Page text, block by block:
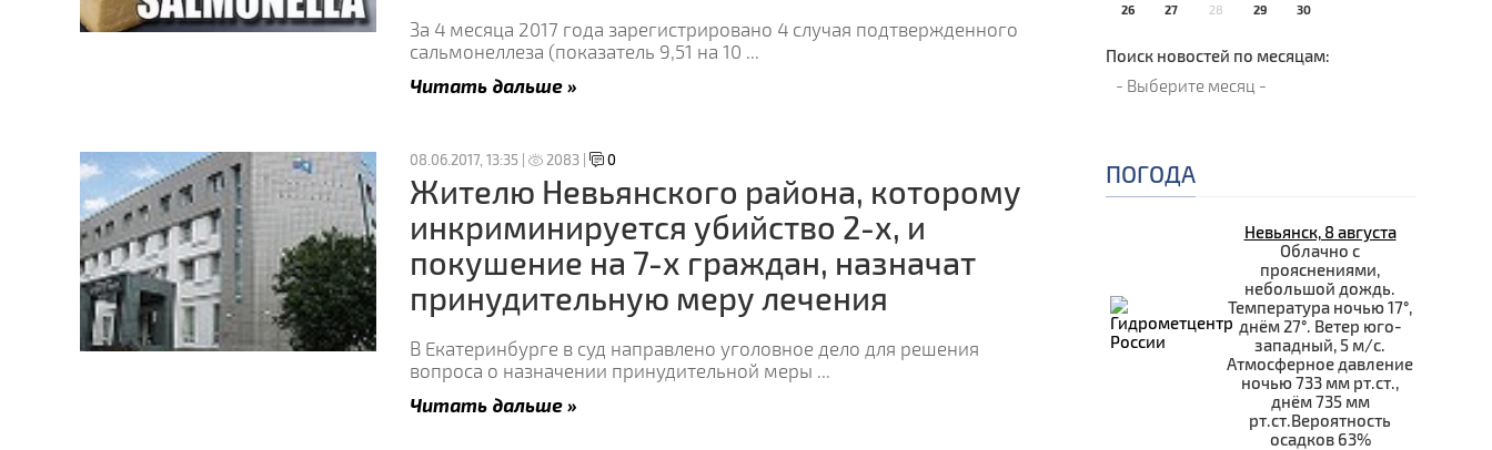
За 4 месяца 2017 года зарегистрировано 4 случая подтвержденного
сальмонеллеза (показатель 9,51 на 10 ...
Читать дальше »
08.06.2017, 13:35 | 2083 | 0
Жителю Невьянского района, которому
инкриминируется убийство 2-х, и
покушение на 7-х граждан, назначат
принудительную меру лечения
В Екатеринбурге в суд направлено уголовное дело для решения
вопроса о назначении принудительной меры ...
Читать дальше »
26 27 28 29 30
Поиск новостей по месяцам:
ПОГОДА
Невьянск, 8 августа
Облачно с
прояснениями,
небольшой дождь.
Температура ночью 17°,
днём 27°. Ветер юго-
западный, 5 м/с.
Атмосферное давление
ночью 733 мм рт.ст.,
днём 735 мм
рт.ст.Вероятность
осадков 63%